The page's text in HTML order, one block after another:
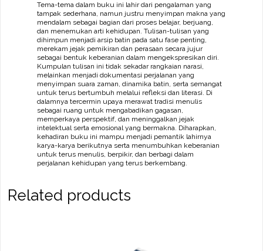
Tema-tema dalam buku ini lahir dari pengalaman yang
tampak sederhana, namun justru menyimpan makna yang
mendalam sebagai bagian dari proses belajar, berjuang,
dan menemukan arti kehidupan. Tulisan-tulisan yang
dihimpun menjadi arsip batin pada satu fase penting,
merekam jejak pemikiran dan perasaan secara jujur
sebagai bentuk keberanian dalam mengekspresikan diri.
Kumpulan tulisan ini tidak sekadar rangkaian narasi,
melainkan menjadi dokumentasi perjalanan yang
menyimpan suara zaman, dinamika batin, serta semangat
untuk terus bertumbuh melalui refleksi dan literasi. Di
dalamnya tercermin upaya merawat tradisi menulis
sebagai ruang untuk mengabadikan gagasan,
memperkaya perspektif, dan meninggalkan jejak
intelektual serta emosional yang bermakna. Diharapkan,
kehadiran buku ini mampu menjadi pemantik lahirnya
karya-karya berikutnya serta menumbuhkan keberanian
untuk terus menulis, berpikir, dan berbagi dalam
perjalanan kehidupan yang terus berkembang.
Related products